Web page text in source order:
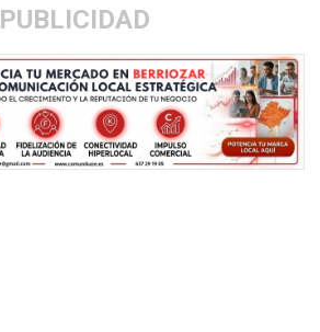
PUBLICIDAD